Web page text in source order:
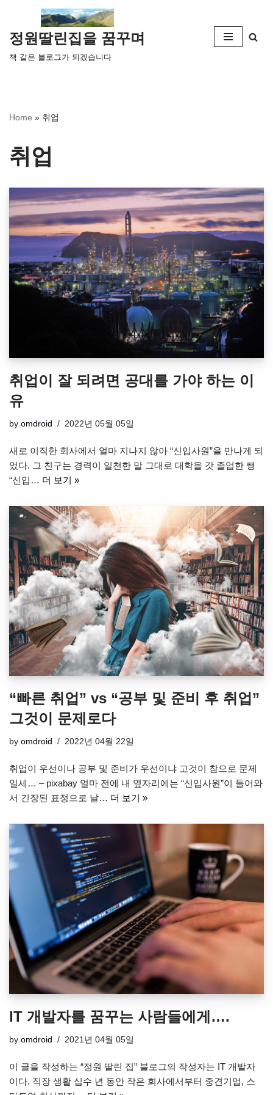
콘
텐
츠
뛰
정원딸린집을 꿈꾸며
책 같은 블로그가 되겠습니다
Home » 취업
취업
취업이 잘 되려면 공대를 가야 하는 이
유
by omdroid 2022년 05월 05일
새로 이직한 회사에서 얼마 지나지 않아 “신입사원”을 만나게 되
었다. 그 친구는 경력이 일천한 말 그대로 대학을 갓 졸업한 쌩
“신입… 더 보기 »
“빠른 취업” vs “공부 및 준비 후 취업”
그것이 문제로다
by omdroid 2022년 04월 22일
취업이 우선이나 공부 및 준비가 우선이냐 고것이 참으로 문제
일세… – pixabay 얼마 전에 내 옆자리에는 “신입사원”이 들어와
서 긴장된 표정으로 날… 더 보기 »
IT 개발자를 꿈꾸는 사람들에게….
by omdroid 2021년 04월 05일
이 글을 작성하는 “정원 딸린 집” 블로그의 작성자는 IT 개발자
이다. 직장 생활 십수 년 동안 작은 회사에서부터 중견기업, 스